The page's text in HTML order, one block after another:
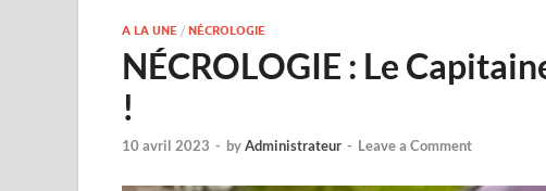
A LA UNE / NÉCROLOGIE
NÉCROLOGIE : Le
!
10 avril 2023 - byAdministrateur - Leave a Comment